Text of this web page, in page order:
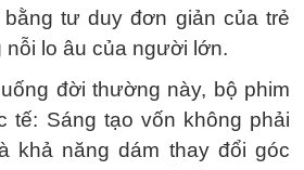
tư duy đơn giản của trẻ
lo âu của người lớn.
đời thường này, bộ phim
tế: Sáng tạo vốn không phải
khả năng dám thay đổi góc